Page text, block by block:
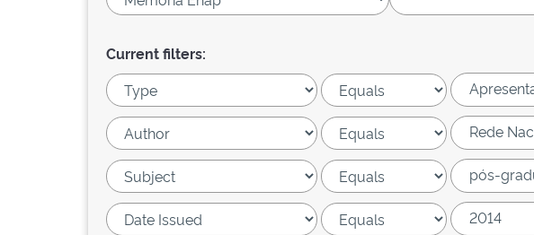
Current filters: